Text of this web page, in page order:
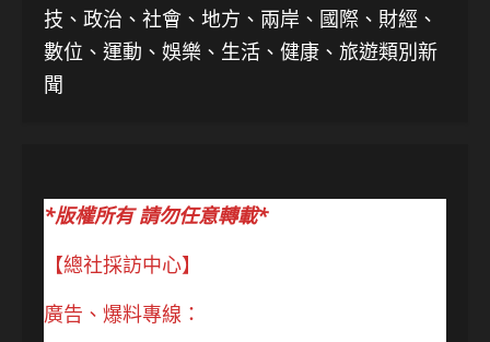
技、 政治、社會、地方、兩岸、國際、財經、
數位、運動、娛樂、生活、健康、旅遊類別新
聞
*版權所有 請勿任意轉載*
【總社採訪中心】
廣告、爆料專線：